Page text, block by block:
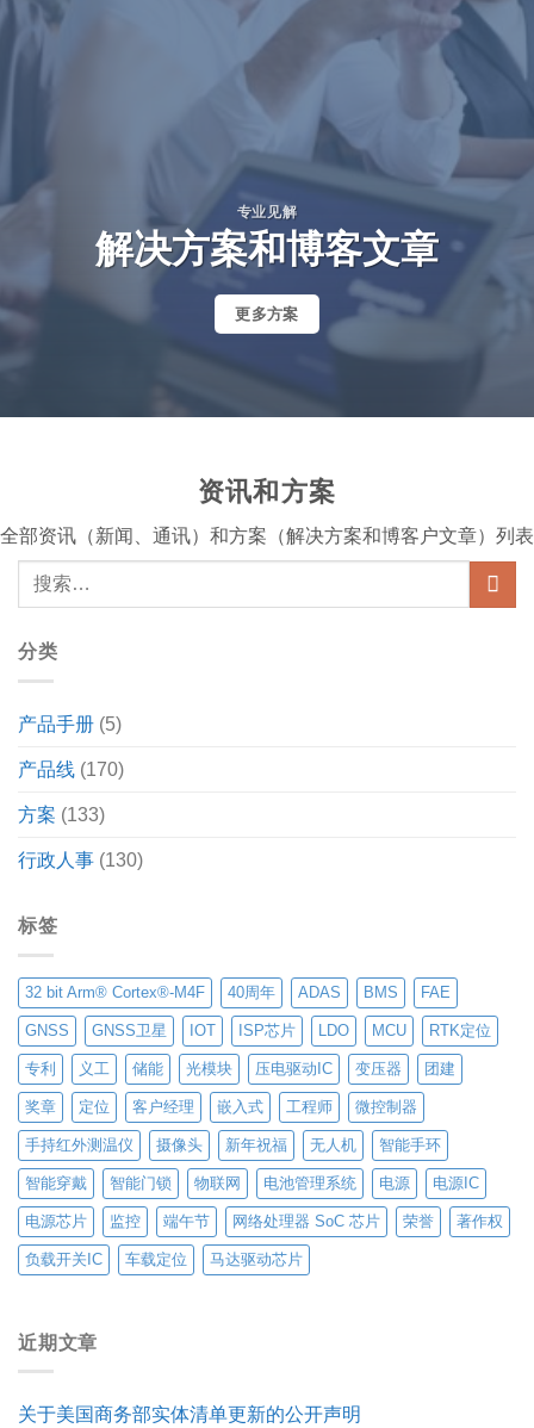
专业见解
解决方案和博客文章
更多方案
资讯和方案
全部资讯（新闻、通讯）和方案（解决方案和博客户文章）列表
分类
产品手册 (5)
产品线 (170)
方案 (133)
行政人事 (130)
标签
32 bit Arm® Cortex®-M4F 40周年 ADAS BMS FAE
GNSS GNSS卫星 IOT ISP芯片 LDO MCU RTK定位
专利 义工 储能 光模块 压电驱动IC 变压器 团建
奖章 定位 客户经理 嵌入式 工程师 微控制器
手持红外测温仪 摄像头 新年祝福 无人机 智能手环
智能穿戴 智能门锁 物联网 电池管理系统 电源 电源IC
电源芯片 监控 端午节 网络处理器 SoC 芯片 荣誉 著作权
负载开关IC 车载定位 马达驱动芯片
近期文章
关于美国商务部实体清单更新的公开声明